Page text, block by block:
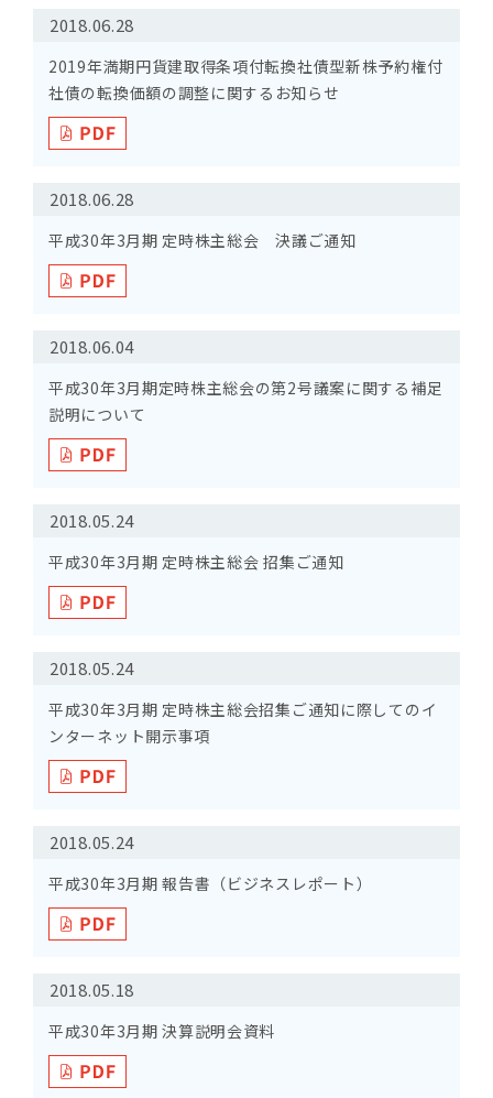
2018.06.28
2019年満期円貨建取得条項付転換社債型新株予約権付
社債の転換価額の調整に関するお知らせ
2018.06.28
平成30年3月期 定時株主総会 決議ご通知
2018.06.04
平成30年3月期定時株主総会の第2号議案に関する補足
説明について
2018.05.24
平成30年3月期 定時株主総会 招集ご通知
2018.05.24
平成30年3月期 定時株主総会招集ご通知に際してのイ
ンターネット開示事項
2018.05.24
平成30年3月期 報告書（ビジネスレポート）
2018.05.18
平成30年3月期 決算説明会資料